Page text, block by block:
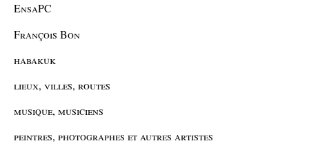
EnsaPC
François Bon
habakuk
lieux, villes, routes
musique, musiciens
peintres, photographes et autres artistes